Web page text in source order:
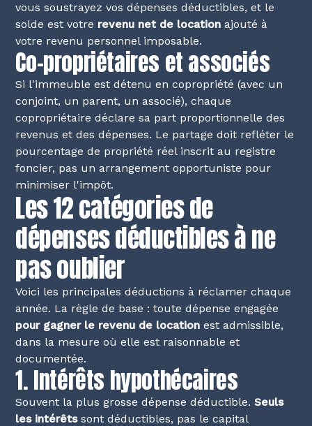
vous soustrayez vos dépenses déductibles, et le
solde est votre revenu net de location ajouté à
votre revenu personnel imposable.
Co-propriétaires et associés
Si l'immeuble est détenu en copropriété (avec un
conjoint, un parent, un associé), chaque
copropriétaire déclare sa part proportionnelle des
revenus et des dépenses. Le partage doit refléter le
pourcentage de propriété réel inscrit au registre
foncier, pas un arrangement opportuniste pour
minimiser l'impôt.
Les 12 catégories de
dépenses déductibles à ne
pas oublier
Voici les principales déductions à réclamer chaque
année. La règle de base : toute dépense engagée
pour gagner le revenu de location est admissible,
dans la mesure où elle est raisonnable et
documentée.
1. Intérêts hypothécaires
Souvent la plus grosse dépense déductible.Seuls
les intérêtssont déductibles, pas le capital